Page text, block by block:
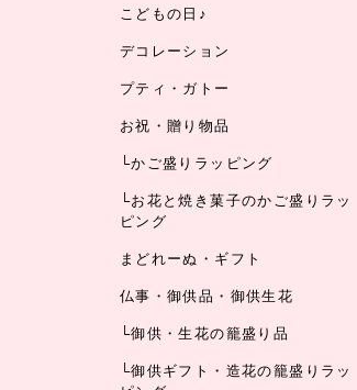
こどもの日♪
デコレーション
プティ・ガトー
お祝・贈り物品
└かご盛りラッピング
└お花と焼き菓子のかご盛りラッ
ピング
まどれーぬ・ギフト
仏事・御供品・御供生花
└御供・生花の籠盛り品
└御供ギフト・造花の籠盛りラッ